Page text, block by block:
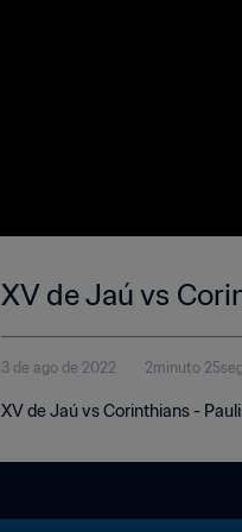
XV de Jaú vs
3 de ago de 2022 2minuto
XV de Jaú vs Corinthians -